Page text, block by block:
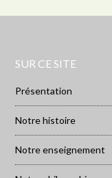
SUR CE SITE
Présentation
Notre histoire
Notre enseignement